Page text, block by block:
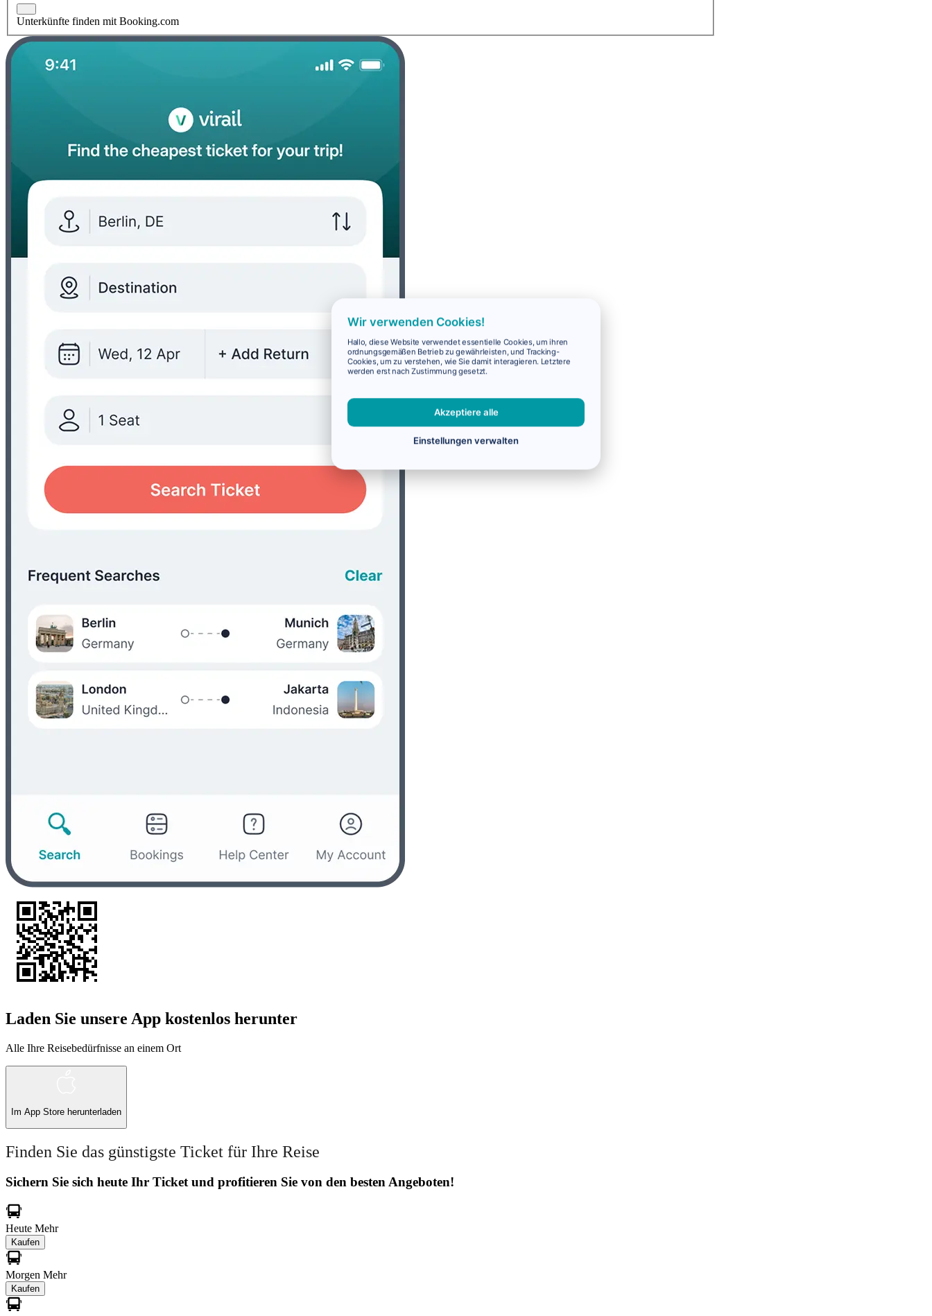
Unterkünfte finden mit Booking.com
Laden Sie unsere App kostenlos herunter
Alle Ihre Reisebedürfnisse an einem Ort
Im App Store herunterladen
Finden Sie das günstigste Ticket für Ihre Reise
Sichern Sie sich heute Ihr Ticket und profitieren Sie von den besten Angeboten!
Heute Mehr
Kaufen
Morgen Mehr
Kaufen
Wir verwenden Cookies!
Hallo, diese Website verwendet essentielle Cookies, um ihren
ordnungsgemäßen Betrieb zu gewährleisten, und Tracking-
Cookies, um zu verstehen, wie Sie damit interagieren. Letztere
werden erst nach Zustimmung gesetzt.
Akzeptiere alle
Einstellungen verwalten